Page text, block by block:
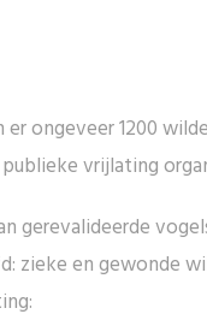
er ongeveer 1200
vrijlating
gerevalideerde
zieke en gewonde